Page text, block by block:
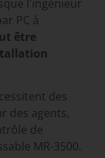
l'ingénieur
PC à
être
des
des agents,
de
MR-3500.